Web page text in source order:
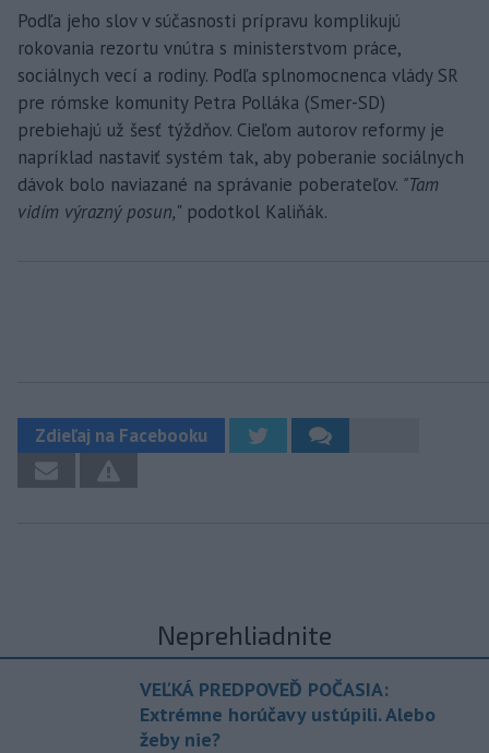
Podľa jeho slov v súčasnosti prípravu komplikujú
rokovania rezortu vnútra s ministerstvom práce,
sociálnych vecí a rodiny. Podľa splnomocnenca vlády SR
pre rómske komunity Petra Polláka (Smer-SD)
prebiehajú už šesť týždňov. Cieľom autorov reformy je
napríklad nastaviť systém tak, aby poberanie sociálnych
dávok bolo naviazané na správanie poberateľov. "Tam
vidím výrazný posun," podotkol Kaliňák.
Zdieľaj na Facebooku
Neprehliadnite
VEĽKÁ PREDPOVEĎ POČASIA:
Extrémne horúčavy ustúpili. Alebo
žeby nie?